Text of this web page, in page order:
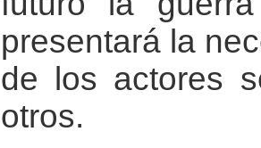
presentará la
de los actores
otros.